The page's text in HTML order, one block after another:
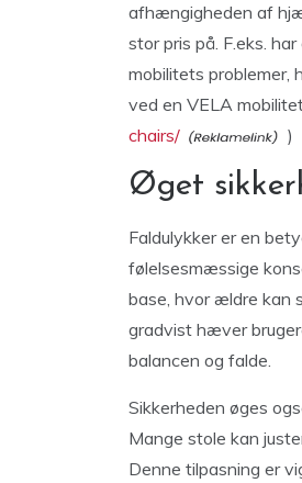
afhængigheden af
stor pris på. F.eks.
mobilitets problemer,
ved en VELA
chairs/
)
Øget
Faldulykker er en
følelsesmæssige
base, hvor ældre kan
gradvist hæver
balancen og falde.
Sikkerheden øges
Mange stole kan
Denne tilpasning er